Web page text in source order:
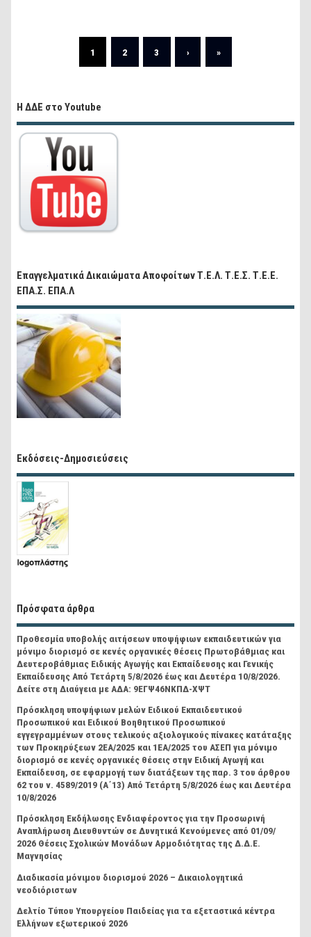
1 2 3 › »
Η ΔΔΕ στο Youtube
Επαγγελματικά Δικαιώματα Αποφοίτων Τ.Ε.Λ. Τ.Ε.Σ. Τ.Ε.Ε.
ΕΠΑ.Σ. ΕΠΑ.Λ
Εκδόσεις-Δημοσιεύσεις
Πρόσφατα άρθρα
Προθεσμία υποβολής αιτήσεων υποψήφιων εκπαιδευτικών για
μόνιμο διορισμό σε κενές οργανικές θέσεις Πρωτοβάθμιας και
Δευτεροβάθμιας Ειδικής Αγωγής και Εκπαίδευσης και Γενικής
Εκπαίδευσης Από Τετάρτη 5/8/2026 έως και Δευτέρα 10/8/2026.
Δείτε στη Διαύγεια με ΑΔΑ: 9ΕΓΨ46ΝΚΠΔ-ΧΨΤ
Πρόσκληση υποψήφιων μελών Ειδικού Εκπαιδευτικού
Προσωπικού και Ειδικού Βοηθητικού Προσωπικού
εγγεγραμμένων στους τελικούς αξιολογικούς πίνακες κατάταξης
των Προκηρύξεων 2ΕΑ/2025 και 1ΕΑ/2025 του ΑΣΕΠ για μόνιμο
διορισμό σε κενές οργανικές θέσεις στην Ειδική Αγωγή και
Εκπαίδευση, σε εφαρμογή των διατάξεων της παρ. 3 του άρθρου
62 του ν. 4589/2019 (Α΄13) Από Τετάρτη 5/8/2026 έως και Δευτέρα
10/8/2026
Πρόσκληση Εκδήλωσης Ενδιαφέροντος για την Προσωρινή
Αναπλήρωση Διευθυντών σε Δυνητικά Κενούμενες από 01/09/
2026 Θέσεις Σχολικών Μονάδων Αρμοδιότητας της Δ.Δ.Ε.
Μαγνησίας
Διαδικασία μόνιμου διορισμού 2026 – Δικαιολογητικά
νεοδιόριστων
Δελτίο Τύπου Υπουργείου Παιδείας για τα εξεταστικά κέντρα
Ελλήνων εξωτερικού 2026